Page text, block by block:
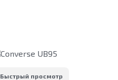
Быстрый просмотр